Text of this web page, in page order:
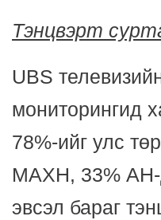
Тэнцвэрт
UBS
мониторингид
78%-ийг улс
МАХН, 33% АН-
эвсэл бараг